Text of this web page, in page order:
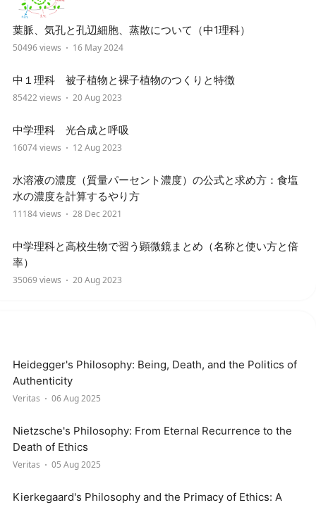
葉脈、気孔と孔辺細胞、蒸散について（中1理科）
50496 views 16 May 2024
中１理科 被子植物と裸子植物のつくりと特徴
85422 views 20 Aug 2023
中学理科 光合成と呼吸
16074 views 12 Aug 2023
水溶液の濃度（質量パーセント濃度）の公式と求め方：食塩
水の濃度を計算するやり方
11184 views 28 Dec 2021
中学理科と高校生物で習う顕微鏡まとめ（名称と使い方と倍
率）
35069 views 20 Aug 2023
Heidegger's Philosophy: Being, Death, and the Politics of
Authenticity
Veritas 06 Aug 2025
Nietzsche's Philosophy: From Eternal Recurrence to the
Death of Ethics
Veritas 05 Aug 2025
Kierkegaard's Philosophy and the Primacy of Ethics: A